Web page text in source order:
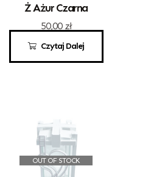
Czytaj Dalej
Ż Ażur Czarna
50,00 zł
OUT OF STOCK